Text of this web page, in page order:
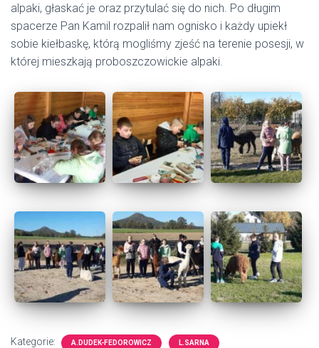
alpaki, głaskać je oraz przytulać się do nich. Po długim
spacerze Pan Kamil rozpalił nam ognisko i każdy upiekł
sobie kiełbaskę, którą mogliśmy zjeść na terenie posesji, w
której mieszkają proboszczowickie alpaki.
Kategorie: A.DUDEK-FEDOROWICZ L.SARNA